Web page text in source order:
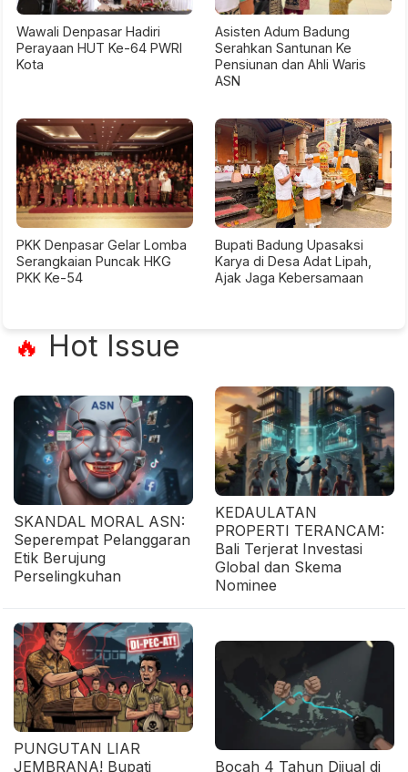
Wawali Denpasar Hadiri
Perayaan HUT Ke-64 PWRI
Kota
Asisten Adum Badung
Serahkan Santunan Ke
Pensiunan dan Ahli Waris
ASN
PKK Denpasar Gelar Lomba
Serangkaian Puncak HKG
PKK Ke-54
Bupati Badung Upasaksi
Karya di Desa Adat Lipah,
Ajak Jaga Kebersamaan
🔥 Hot Issue
SKANDAL MORAL ASN:
Seperempat Pelanggaran
Etik Berujung
Perselingkuhan
KEDAULATAN
PROPERTI TERANCAM:
Bali Terjerat Investasi
Global dan Skema
Nominee
PUNGUTAN LIAR
JEMBRANA! Bupati
Bocah 4 Tahun Dijual di